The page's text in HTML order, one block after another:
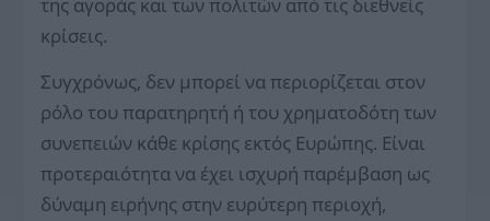
της αγοράς και των πολιτών από τις διεθνείς
κρίσεις.
Συγχρόνως, δεν μπορεί να περιορίζεται στον
ρόλο του παρατηρητή ή του χρηματοδότη των
συνεπειών κάθε κρίσης εκτός Ευρώπης. Είναι
προτεραιότητα να έχει ισχυρή παρέμβαση ως
δύναμη ειρήνης στην ευρύτερη περιοχή,